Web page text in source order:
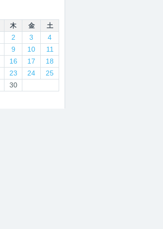
木 金 土
2 3
4
9 10
11
16 17
18
23 24
25
30